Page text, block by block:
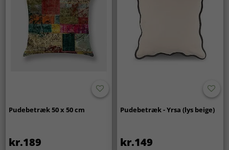
Pudebetræk 50 x 50 cm
kr.189
Pudebetræk - Yrsa (lys beige)
kr.149